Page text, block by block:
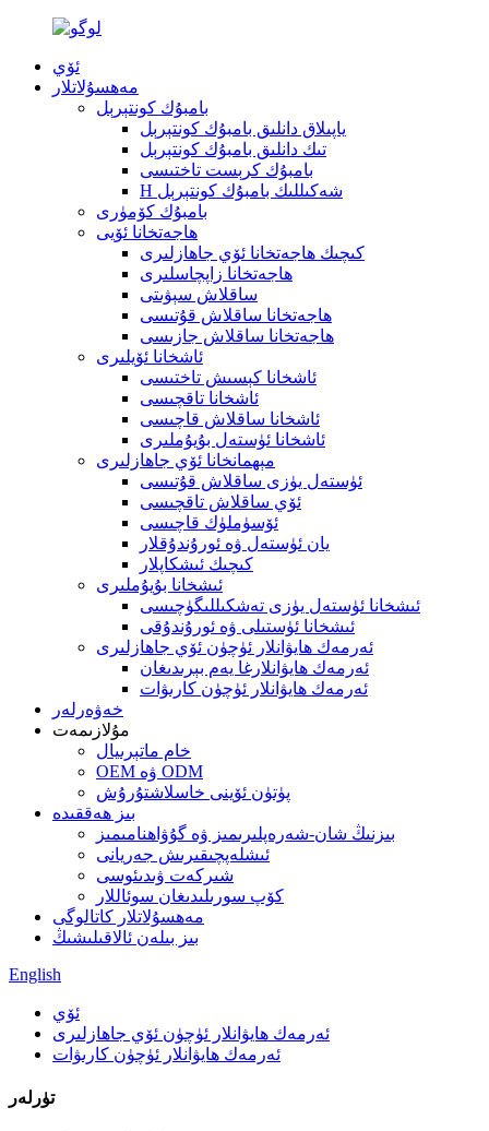
ئۆي
مەھسۇلاتلار
بامبۇك كونتېرېل
ياپىلاق دانلىق بامبۇك كونتېرېل
تىك دانلىق بامبۇك كونتېرېل
بامبۇك كرېست تاختىسى
H شەكىللىك بامبۇك كونتېرېل
بامبۇك كۆمۈرى
ھاجەتخانا ئۆيى
كىچىك ھاجەتخانا ئۆي جاھازلىرى
ھاجەتخانا زاپچاسلىرى
ساقلاش سېۋىتى
ھاجەتخانا ساقلاش قۇتىسى
ھاجەتخانا ساقلاش جازىسى
ئاشخانا ئۆيلىرى
ئاشخانا كېسىش تاختىسى
ئاشخانا تاقچىسى
ئاشخانا ساقلاش قاچىسى
ئاشخانا ئۈستەل بۇيۇملىرى
مېھمانخانا ئۆي جاھازلىرى
ئۈستەل يۈزى ساقلاش قۇتىسى
ئۆي ساقلاش تاقچىسى
ئۆسۈملۈك قاچىسى
يان ئۈستەل ۋە ئورۇندۇقلار
كىچىك ئىشكاپلار
ئىشخانا بۇيۇملىرى
ئىشخانا ئۈستەل يۈزى تەشكىللىگۈچىسى
ئىشخانا ئۈستىلى ۋە ئورۇندۇقى
ئەرمەك ھايۋانلار ئۈچۈن ئۆي جاھازلىرى
ئەرمەك ھايۋانلارغا يەم بېرىدىغان
ئەرمەك ھايۋانلار ئۈچۈن كارىۋات
خەۋەرلەر
مۇلازىمەت
خام ماتېرىيال
OEM ۋە ODM
پۈتۈن ئۆينى خاسلاشتۇرۇش
بىز ھەققىدە
بىزنىڭ شان-شەرەپلىرىمىز ۋە گۇۋاھنامىمىز
ئىشلەپچىقىرىش جەريانى
شىركەت ۋىدىئوسى
كۆپ سورىلىدىغان سوئاللار
مەھسۇلاتلار كاتالوگى
بىز بىلەن ئالاقىلىشىڭ
English
ئۆي
ئەرمەك ھايۋانلار ئۈچۈن ئۆي جاھازلىرى
ئەرمەك ھايۋانلار ئۈچۈن كارىۋات
تۈرلەر